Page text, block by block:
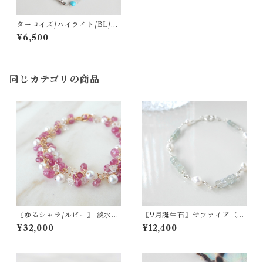
ターコイズ/パイライト/BL/S
V925
¥6,500
同じカテゴリの商品
〖ゆるシャラ/ルビー〗 淡水パ
ール ハーキマーダイヤモンド
ブレスレット 14kgf 7月の誕
¥32,000
〖9月誕生石〗サファイア（ミ
ントグリーン）・アコヤパー
ルブレスレット SV925【156
¥12,400